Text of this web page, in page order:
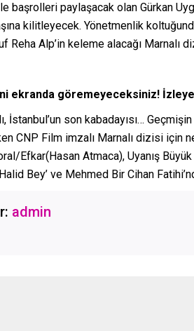
başrolleri paylaşacak olan Gürkan
kilitleyecek. Yönetmenlik
Reha Alp’in keleme alacağı Marnalı
ekranda göremeyeceksiniz!
İstanbul’un son kabadayısı…
CNP Film imzalı Marnalı dizisi için
Efkar(Hasan Atmaca), Uyanış
Bey’ ve Mehmed Bir Cihan
admin